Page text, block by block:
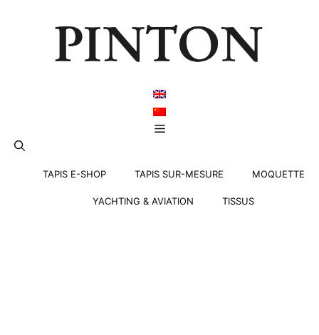
Menu
TAPIS E-SHOP TAPIS SUR-MESURE MOQUETTE
YACHTING & AVIATION TISSUS